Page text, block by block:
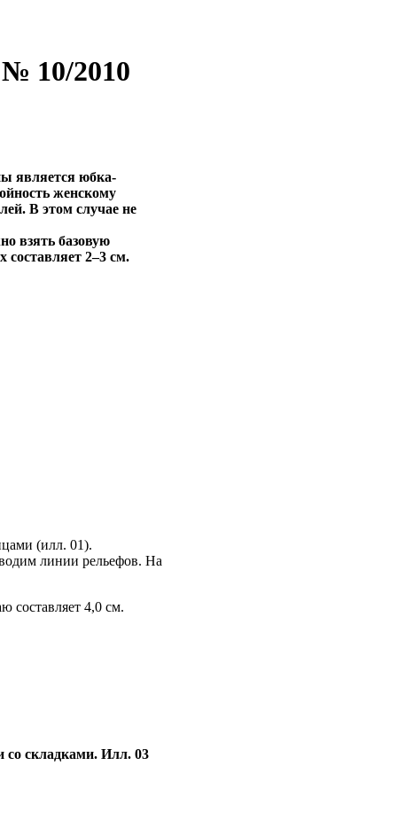
10/2010
является юбка-
женскому
В этом случае не
взять базовую
2–3 см.
(илл. 01).
линии рельефов. На
составляет 4,0 см.
складками. Илл. 03